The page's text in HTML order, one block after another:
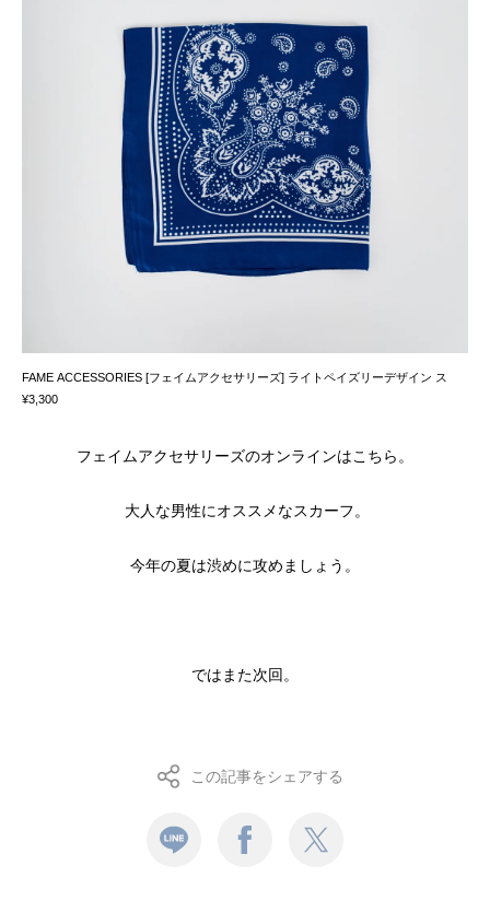
FAME ACCESSORIES [フェイムアクセサリーズ] ライトペイズリーデザイン ス
¥3,300
フェイムアクセサリーズのオンラインはこちら。
大人な男性にオススメなスカーフ。
今年の夏は渋めに攻めましょう。
ではまた次回。
この記事をシェアする